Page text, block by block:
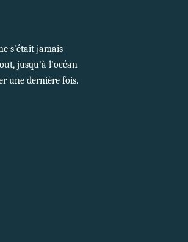
s’était jamais
jusqu’à l’océan
une dernière fois.